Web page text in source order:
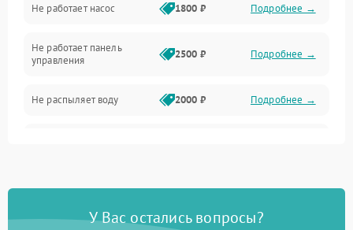
Вода
Гигиена
Программное обеспечение
Не работает насос 1800 ₽ Подробнее →
Не работает панель
управления
2500 ₽ Подробнее →
Не распыляет воду 2000 ₽ Подробнее →
Проблемы с набором
У Вас остались вопросы?